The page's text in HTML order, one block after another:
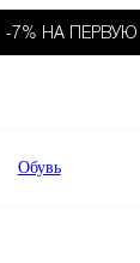
-7% НА
Обувь